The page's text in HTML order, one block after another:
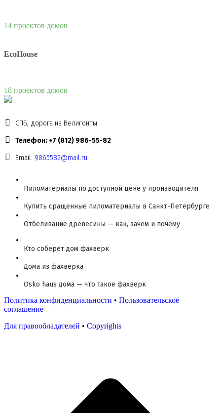
14 проектов домов
EcoHouse
18 проектов домов
СПБ, дорога на Велигонты
Телефон: +7 (812) 986-55-82
Email: 9865582@mail.ru
Пиломатериалы по доступной цене у производителя
Купить сращенные пиломатериалы в Санкт-Петербурге
Отбеливание древесины — как, зачем и почему
Кто соберет дом фахверк
Дома из фахверка
Osko haus дома — что такое фахверк
Политика конфиденциальности • Пользовательское
соглашение
Для правообладателей • Copyrights